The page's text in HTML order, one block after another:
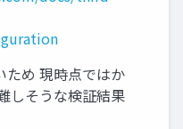
ため 現時点ではか
しそうな検証結果